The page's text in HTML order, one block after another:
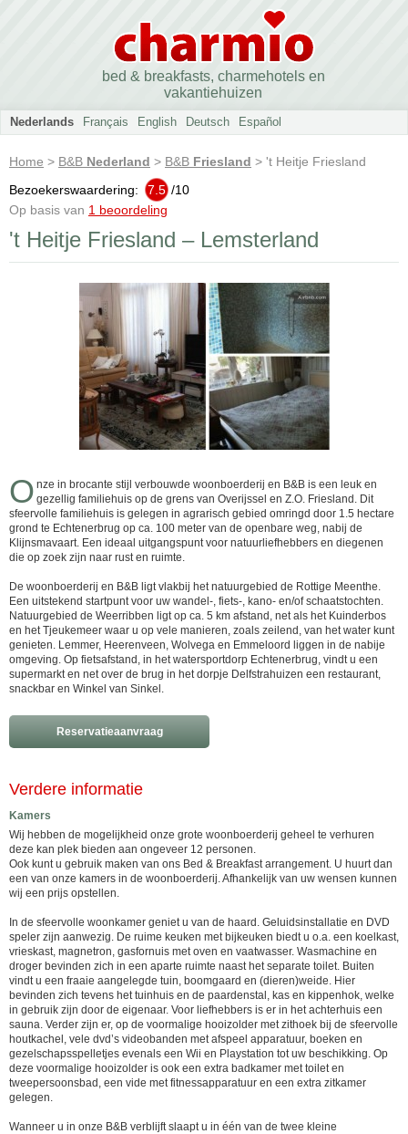
bed & breakfasts, charmehotels en
vakantiehuizen
Nederlands Français English Deutsch Español
Home > B&B Nederland > B&B Friesland > 't Heitje Friesland
Bezoekerswaardering:
7.5 /10
Op basis van 1 beoordeling
't Heitje Friesland – Lemsterland
O nze in brocante stijl verbouwde woonboerderij en B&B is een leuk en
gezellig familiehuis op de grens van Overijssel en Z.O. Friesland. Dit
sfeervolle familiehuis is gelegen in agrarisch gebied omringd door 1.5 hectare
grond te Echtenerbrug op ca. 100 meter van de openbare weg, nabij de
Klijnsmavaart. Een ideaal uitgangspunt voor natuurliefhebbers en diegenen
die op zoek zijn naar rust en ruimte.
De woonboerderij en B&B ligt vlakbij het natuurgebied de Rottige Meenthe.
Een uitstekend startpunt voor uw wandel-, fiets-, kano- en/of schaatstochten.
Natuurgebied de Weerribben ligt op ca. 5 km afstand, net als het Kuinderbos
en het Tjeukemeer waar u op vele manieren, zoals zeilend, van het water kunt
genieten. Lemmer, Heerenveen, Wolvega en Emmeloord liggen in de nabije
omgeving. Op fietsafstand, in het watersportdorp Echtenerbrug, vindt u een
supermarkt en net over de brug in het dorpje Delfstrahuizen een restaurant,
snackbar en Winkel van Sinkel.
Reservatieaanvraag
Verdere informatie
Kamers
Wij hebben de mogelijkheid onze grote woonboerderij geheel te verhuren
deze kan plek bieden aan ongeveer 12 personen.
Ook kunt u gebruik maken van ons Bed & Breakfast arrangement. U huurt dan
een van onze kamers in de woonboerderij. Afhankelijk van uw wensen kunnen
wij een prijs opstellen.
In de sfeervolle woonkamer geniet u van de haard. Geluidsinstallatie en DVD
speler zijn aanwezig. De ruime keuken met bijkeuken biedt u o.a. een koelkast,
vrieskast, magnetron, gasfornuis met oven en vaatwasser. Wasmachine en
droger bevinden zich in een aparte ruimte naast het separate toilet. Buiten
vindt u een fraaie aangelegde tuin, boomgaard en (dieren)weide. Hier
bevinden zich tevens het tuinhuis en de paardenstal, kas en kippenhok, welke
in gebruik zijn door de eigenaar. Voor liefhebbers is er in het achterhuis een
sauna. Verder zijn er, op de voormalige hooizolder met zithoek bij de sfeervolle
houtkachel, vele dvd’s videobanden met afspeel apparatuur, boeken en
gezelschapsspelletjes evenals een Wii en Playstation tot uw beschikking. Op
deze voormalige hooizolder is ook een extra badkamer met toilet en
tweepersoonsbad, een vide met fitnessapparatuur en een extra zitkamer
gelegen.
Wanneer u in onze B&B verblijft slaapt u in één van de twee kleine